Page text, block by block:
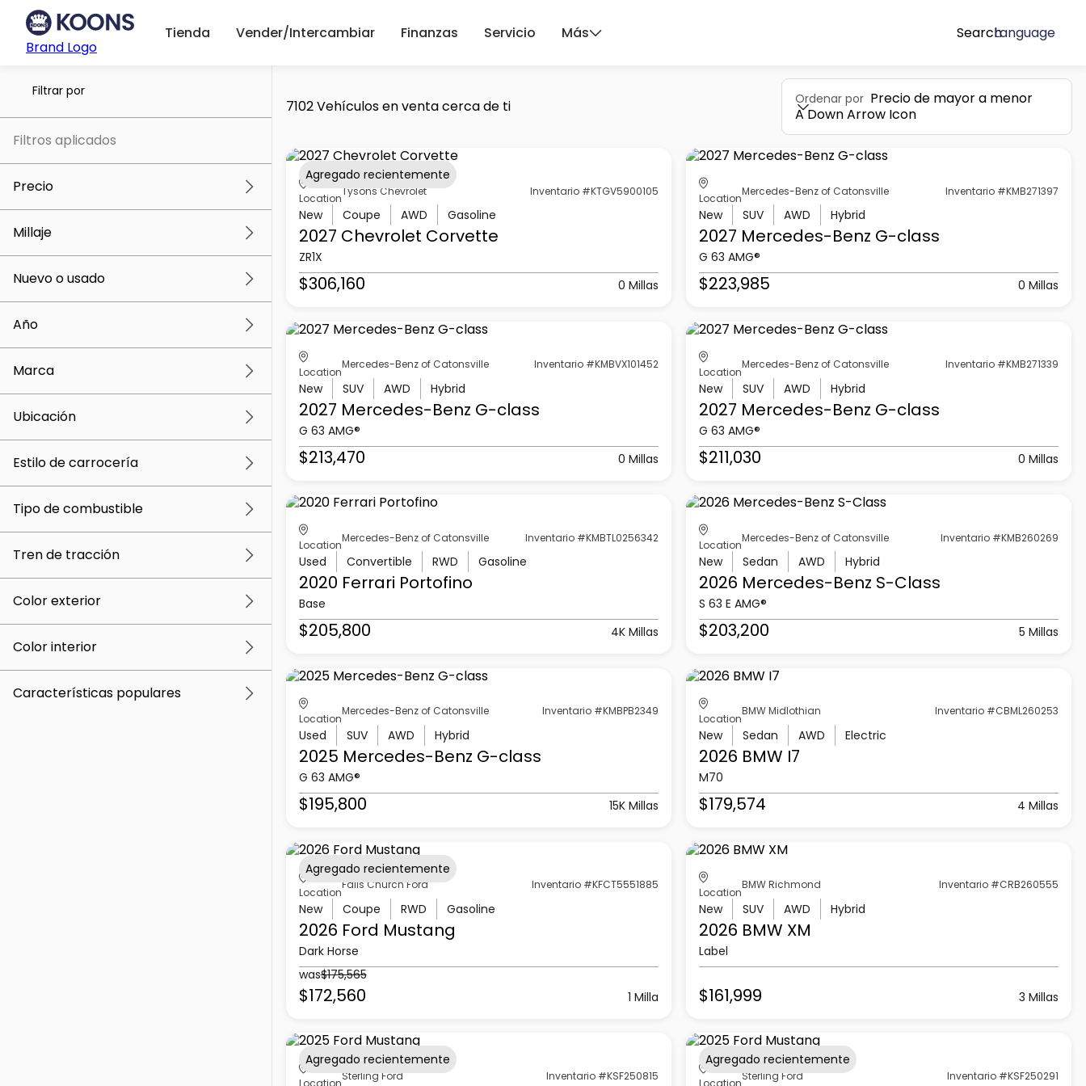
Brand Logo
Tienda Vender/Intercambiar Finanzas Servicio Más SearchLanguage
Filtrar por
Filtros aplicados
Precio
$5k $307k
Millaje
0 mi 259k mi
Nuevo o usado
Año
Marca
Ubicación
Estilo de carrocería
Tipo de combustible
Tren de tracción
Color exterior
Color interior
Características populares
7102 Vehículos en venta cerca de ti Ordenar por Precio de mayor a menor
A Down Arrow Icon
Location
Tysons Chevrolet Inventario #KTGV5900105
New Coupe AWD Gasoline
2027 Chevrolet Corvette
ZR1X
$306,160 0 Millas
Agregado recientemente
Location
Mercedes-Benz of Catonsville Inventario #KMB271397
New SUV AWD Hybrid
2027 Mercedes-Benz G-class
G 63 AMG®
$223,985 0 Millas
Location
Mercedes-Benz of Catonsville Inventario #KMBVX101452
New SUV AWD Hybrid
2027 Mercedes-Benz G-class
G 63 AMG®
$213,470 0 Millas
Location
Mercedes-Benz of Catonsville Inventario #KMB271339
New SUV AWD Hybrid
2027 Mercedes-Benz G-class
G 63 AMG®
$211,030 0 Millas
Location
Mercedes-Benz of Catonsville Inventario #KMBTL0256342
Used Convertible RWD Gasoline
2020 Ferrari Portofino
Base
$205,800 4K Millas
Location
Mercedes-Benz of Catonsville Inventario #KMB260269
New Sedan AWD Hybrid
2026 Mercedes-Benz S-Class
S 63 E AMG®
$203,200 5 Millas
Location
Mercedes-Benz of Catonsville Inventario #KMBPB2349
Used SUV AWD Hybrid
2025 Mercedes-Benz G-class
G 63 AMG®
$195,800 15K Millas
Location
BMW Midlothian Inventario #CBML260253
New Sedan AWD Electric
2026 BMW I7
M70
$179,574 4 Millas
Location
Falls Church Ford Inventario #KFCT5551885
New Coupe RWD Gasoline
2026 Ford Mustang
Dark Horse
was$175,565
$172,560 1 Milla
Agregado recientemente
Location
BMW Richmond Inventario #CRB260555
New SUV AWD Hybrid
2026 BMW XM
Label
$161,999 3 Millas
Sterling Ford Inventario #KSF250815
Agregado recientemente
Sterling Ford Inventario #KSF250291
Agregado recientemente